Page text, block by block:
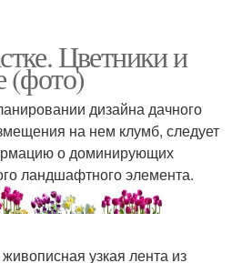
Цветники и
(фото)
дизайна дачного
на нем клумб, следует
о доминирующих
ландшафтного элемента.
узкая лента из